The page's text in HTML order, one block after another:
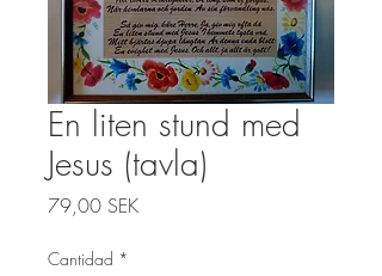
En liten stund med
Jesus (tavla)
79,00 SEKPrecio
Cantidad *